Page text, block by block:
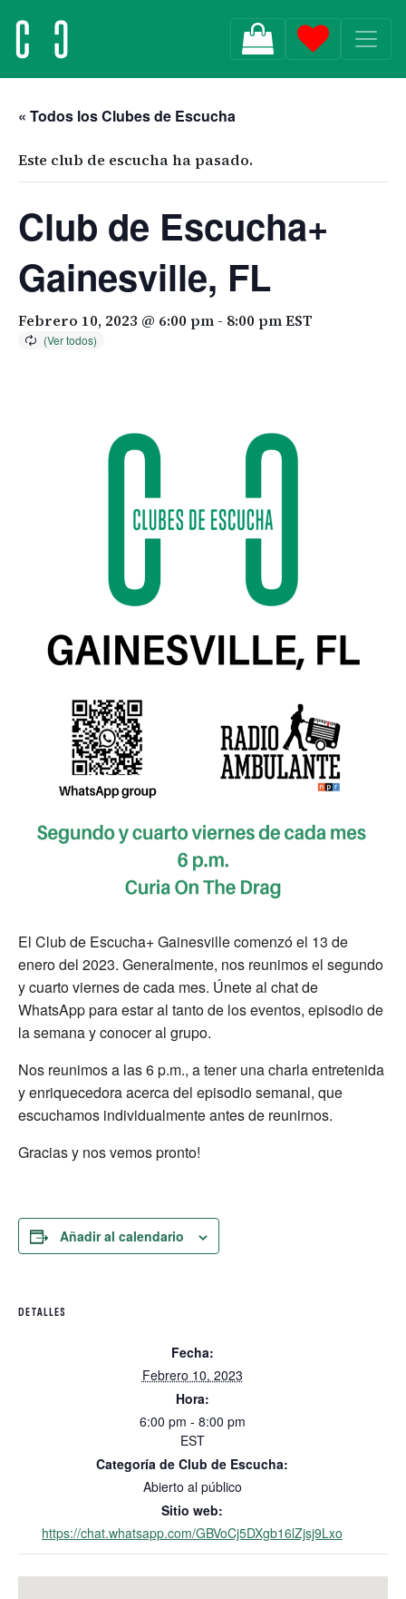
MAIN NAVIGATION
« Todos los Clubes de Escucha
Este club de escucha ha pasado.
Club de Escucha+
Gainesville, FL
Febrero 10, 2023 @ 6:00 pm - 8:00 pmEST
El Club de Escucha+ Gainesville comenzó el 13 de
enero del 2023. Generalmente, nos reunimos el segundo
y cuarto viernes de cada mes. Únete al chat de
WhatsApp para estar al tanto de los eventos, episodio de
la semana y conocer al grupo.
Nos reunimos a las 6 p.m., a tener una charla entretenida
y enriquecedora acerca del episodio semanal, que
escuchamos individualmente antes de reunirnos.
Gracias y nos vemos pronto!
Añadir al calendario
DETALLES
Fecha:
Febrero 10, 2023
Hora:
6:00 pm - 8:00 pm
EST
Categoría de Club de Escucha:
Abierto al público
Sitio web:
https://chat.whatsapp.com/GBVoCj5DXgb16lZjsj9Lxo